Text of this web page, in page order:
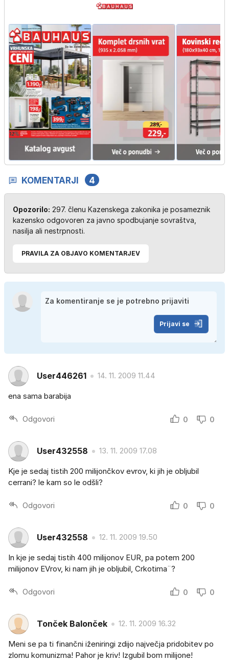
KOMENTARJI 4
Opozorilo: 297. členu Kazenskega zakonika je posameznik
kazensko odgovoren za javno spodbujanje sovraštva,
nasilja ali nestrpnosti.
PRAVILA ZA OBJAVO KOMENTARJEV
Prijavi se
User446261 14. 11. 2009 11.44
ena sama barabija
Odgovori 0 0
User432558 13. 11. 2009 17.08
Kje je sedaj tistih 200 milijončkov evrov, ki jih je obljubil
cerrani? le kam so le odšli?
Odgovori 0 0
User432558 12. 11. 2009 19.50
In kje je sedaj tistih 400 milijonov EUR, pa potem 200
milijonov EVrov, ki nam jih je obljubil, Crkotima¨?
Odgovori 0 0
Tonček Balonček 12. 11. 2009 16.32
Meni se pa ti finančni iženiringi zdijo največja pridobitev po
zlomu komunizma! Pahor je kriv! Izgubil bom milijone!